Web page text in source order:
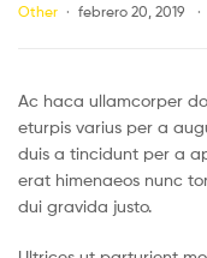
Other febrero 20, 2019
Ac haca ullamcorper
eturpis varius per a
duis a tincidunt per a
erat himenaeos nunc
dui gravida justo.